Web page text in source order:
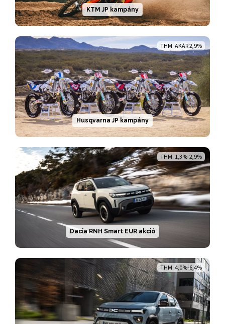
KTM JP kampány
THM: AKÁR 2,9%
Husqvarna JP kampány
THM: 1,3%-2,9%
Dacia RNH Smart EUR akció
THM: 4,0%-6,4%